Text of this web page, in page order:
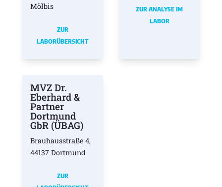
Mölbis
ZUR
LABORÜBERSICHT
ZUR ANALYSE IM
LABOR
MVZ Dr.
Eberhard &
Partner
Dortmund
GbR (ÜBAG)
Brauhausstraße 4,
44137 Dortmund
ZUR